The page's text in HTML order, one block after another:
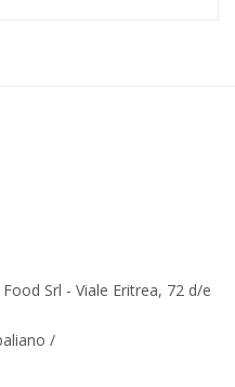
Srl - Viale Eritrea, 72 d/e
/